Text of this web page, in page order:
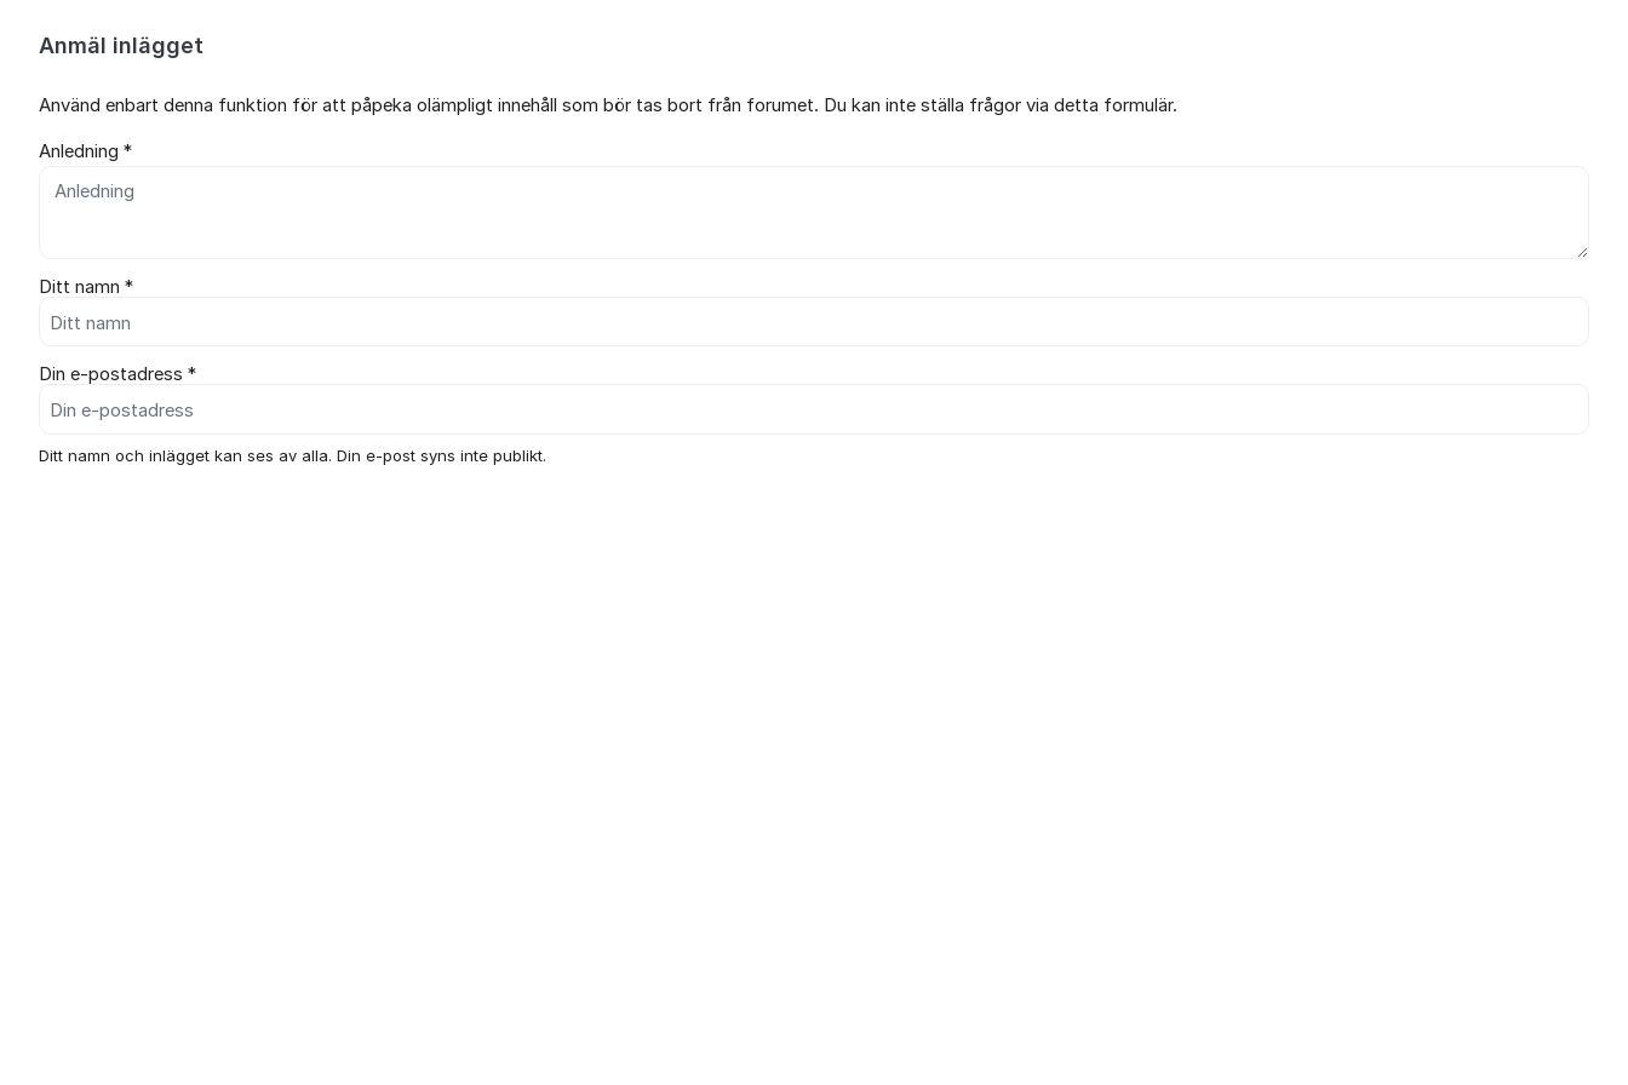
Anmäl inlägget
Använd enbart denna funktion för att påpeka olämpligt innehåll som bör tas bort från forumet. Du kan inte ställa frågor via detta formulär.
Anledning *
Ditt namn *
Din e-postadress *
Ditt namn och inlägget kan ses av alla. Din e-post syns inte publikt.